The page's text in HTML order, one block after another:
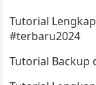
Tutorial
#terbaru2024
Tutorial Backup